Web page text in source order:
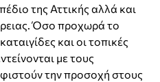
της Αττικής αλλά και
Όσο προχωρά το
και οι τοπικές
με τους
την προσοχή στους